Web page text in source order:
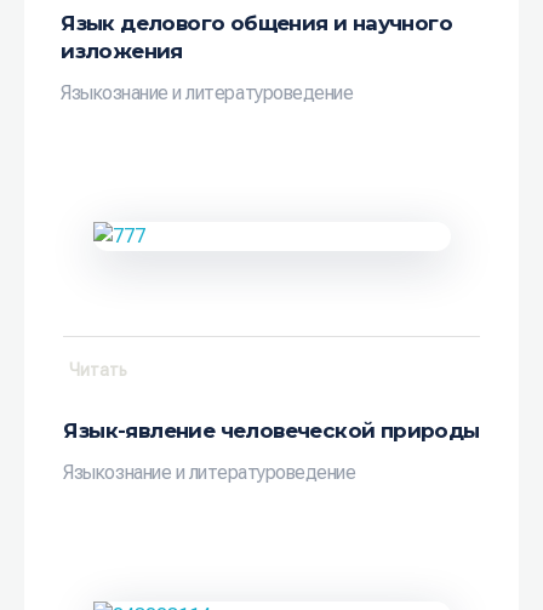
Язык делового общения и научного
изложения
Языкознание и литературоведение
Язык-явление человеческой природы
Языкознание и литературоведение
Читать